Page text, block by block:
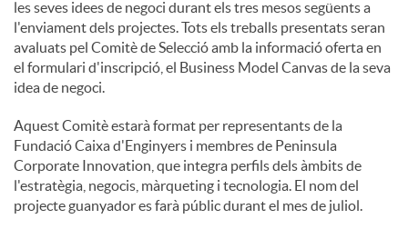
les seves idees de negoci durant els tres mesos següents a
l'enviament dels projectes. Tots els treballs presentats seran
avaluats pel Comitè de Selecció amb la informació oferta en
el formulari d'inscripció, el Business Model Canvas de la seva
idea de negoci.
Aquest Comitè estarà format per representants de la
Fundació Caixa d'Enginyers i membres de Peninsula
Corporate Innovation, que integra perfils dels àmbits de
l'estratègia, negocis, màrqueting i tecnologia. El nom del
projecte guanyador es farà públic durant el mes de juliol.